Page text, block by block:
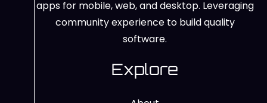
apps for mobile, web, and desktop. Leveraging
community experience to build quality
software.
Explore